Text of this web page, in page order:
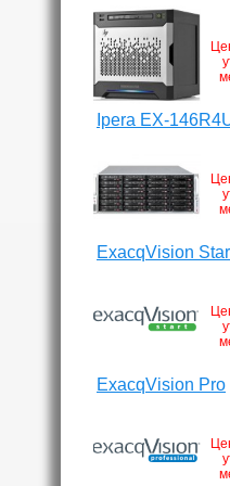
Ipera EX-
ExacqVision
ExacqVision Pro